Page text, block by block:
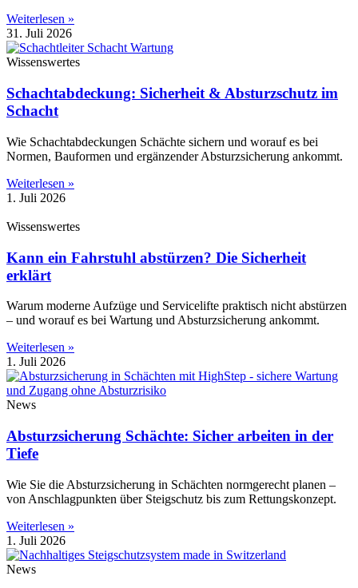
Weiterlesen »
31. Juli 2026
Wissenswertes
Schachtabdeckung: Sicherheit & Absturzschutz im
Schacht
Wie Schachtabdeckungen Schächte sichern und worauf es bei
Normen, Bauformen und ergänzender Absturzsicherung ankommt.
Weiterlesen »
1. Juli 2026
Wissenswertes
Kann ein Fahrstuhl abstürzen? Die Sicherheit
erklärt
Warum moderne Aufzüge und Servicelifte praktisch nicht abstürzen
– und worauf es bei Wartung und Absturzsicherung ankommt.
Weiterlesen »
1. Juli 2026
News
Absturzsicherung Schächte: Sicher arbeiten in der
Tiefe
Wie Sie die Absturzsicherung in Schächten normgerecht planen –
von Anschlagpunkten über Steigschutz bis zum Rettungskonzept.
Weiterlesen »
1. Juli 2026
News